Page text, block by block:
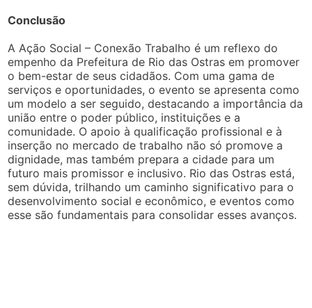
Conclusão
A Ação Social – Conexão Trabalho é um reflexo do
empenho da Prefeitura de Rio das Ostras em promover
o bem-estar de seus cidadãos. Com uma gama de
serviços e oportunidades, o evento se apresenta como
um modelo a ser seguido, destacando a importância da
união entre o poder público, instituições e a
comunidade. O apoio à qualificação profissional e à
inserção no mercado de trabalho não só promove a
dignidade, mas também prepara a cidade para um
futuro mais promissor e inclusivo. Rio das Ostras está,
sem dúvida, trilhando um caminho significativo para o
desenvolvimento social e econômico, e eventos como
esse são fundamentais para consolidar esses avanços.